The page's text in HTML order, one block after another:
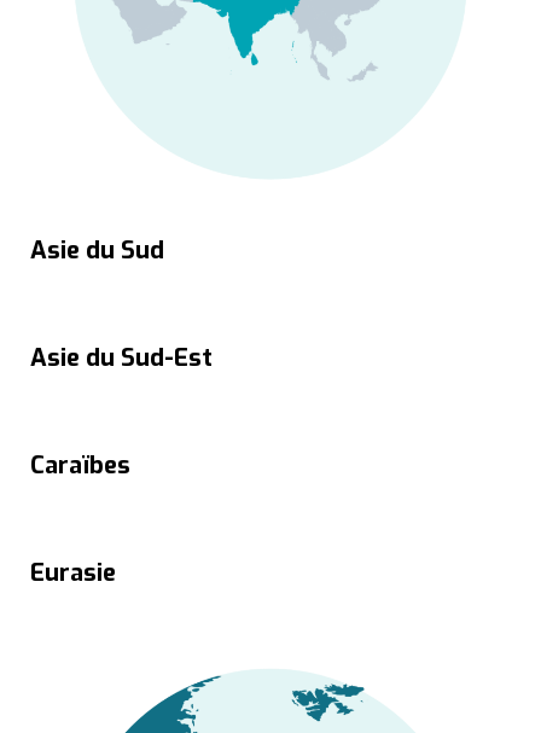
Asie du Sud
Asie du Sud-Est
Caraïbes
Eurasie